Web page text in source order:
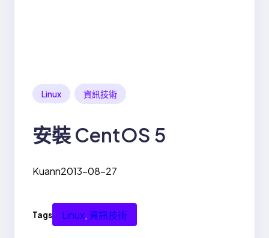
Linux 資訊技術
安裝 CentOS 5
Kuann2013-08-27
Tags Linux, 資訊技術